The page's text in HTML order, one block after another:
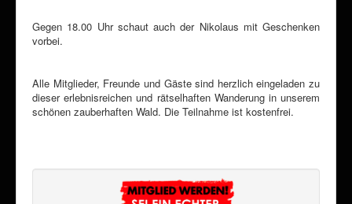
Gegen 18.00 Uhr schaut auch der Nikolaus mit Geschenken
vorbei.
Alle Mitglieder, Freunde und Gäste sind herzlich eingeladen zu
dieser erlebnisreichen und rätselhaften Wanderung in unserem
schönen zauberhaften Wald. Die Teilnahme ist kostenfrei.